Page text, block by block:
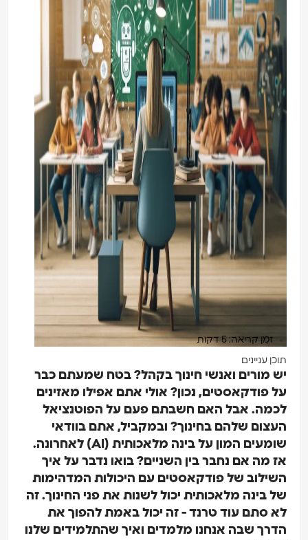
זמן קריאה: 5 דקות
תוכן עניינים
יש מורים ואנשי חינוך בקהל? בטח שמעתם כבר
על פודקאסטים, נכון? אולי אתם אפילו מאזינים
לכמה. אבל האם חשבתם פעם על הפוטנציאל
העצום שלהם בחינוך? ובמקביל, אתם בוודאי
שומעים המון על בינה מלאכותית (AI) לאחרונה.
אז מה אם נחבר בין השניים? בואו נדבר על איך
השילוב של פודקאסטים עם היכולות המדהימות
של בינה מלאכותית יכול לשנות את פני החינוך. זה
לא סתם עוד טרנד - זה יכול באמת להפוך את
הדרך שבה אנחנו מלמדים ואיך שהתלמידים שלנו